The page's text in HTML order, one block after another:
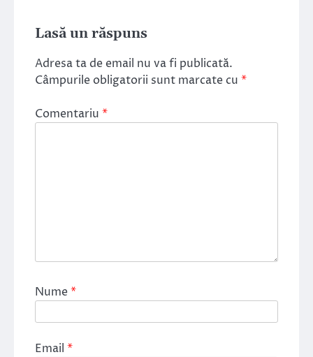
Lasă un răspuns
Adresa ta de email nu va fi publicată.
Câmpurile obligatorii sunt marcate cu *
Comentariu *
Nume*
Email *